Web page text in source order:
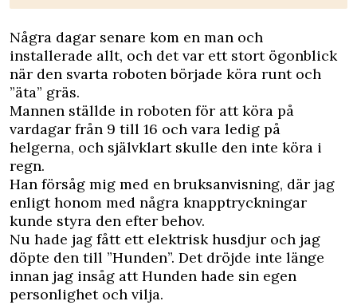
Några dagar senare kom en man och
installerade allt, och det var ett stort ögonblick
när den svarta roboten började köra runt och
”äta” gräs.
Mannen ställde in roboten för att köra på
vardagar från 9 till 16 och vara ledig på
helgerna, och självklart skulle den inte köra i
regn.
Han försåg mig med en bruksanvisning, där jag
enligt honom med några knapptryckningar
kunde styra den efter behov.
Nu hade jag fått ett elektrisk husdjur och jag
döpte den till ”Hunden”. Det dröjde inte länge
innan jag insåg att Hunden hade sin egen
personlighet och vilja.